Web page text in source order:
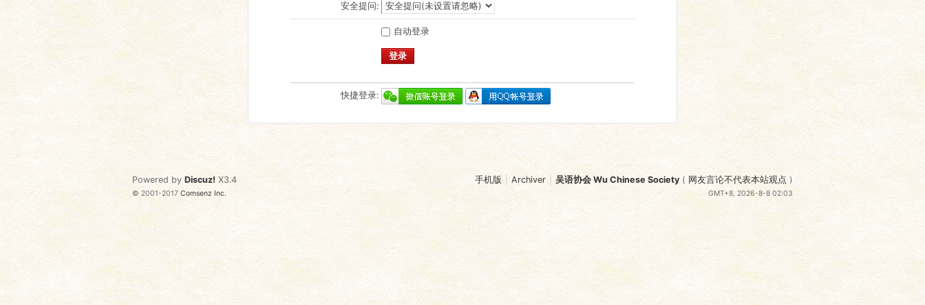
安全提问:
自动登录
登录
快捷登录:
手机版 Archiver 吴语协会 Wu Chinese Society ( 网友言论不代表本站观点 )
GMT+8, 2026-8-8 02:03
Powered by Discuz! X3.4
© 2001-2017Comsenz Inc.